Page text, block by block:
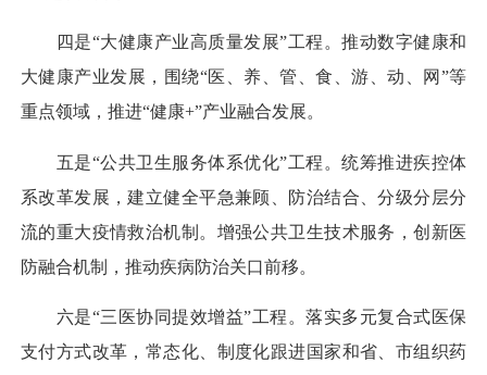
四是“大健康产业高质量发展”工程。推动数字健康和
大健康产业发展，围绕“医、养、管、食、游、动、网”等
重点领域，推进“健康+”产业融合发展。
五是“公共卫生服务体系优化”工程。统筹推进疾控体
系改革发展，建立健全平急兼顾、防治结合、分级分层分
流的重大疫情救治机制。增强公共卫生技术服务，创新医
防融合机制，推动疾病防治关口前移。
六是“三医协同提效增益”工程。落实多元复合式医保
支付方式改革，常态化、制度化跟进国家和省、市组织药